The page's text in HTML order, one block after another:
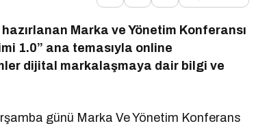
Marka ve Yönetim Konferansı
1.0” ana temasıyla online
dijital markalaşmaya dair bilgi ve
günü Marka Ve Yönetim Konferans